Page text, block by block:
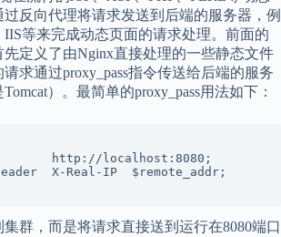
反向代理将请求发送到后端的服务器，例
IIS等来完成动态页面的请求处理。前面的
定义了由Nginx直接处理的一些静态文件
求通过proxy_pass指令传送给后端的服务
）。最简单的proxy_pass用法如下：
http://localhost:8080;
X-Real-IP  $remote_addr;
群，而是将请求直接送到运行在8080端口